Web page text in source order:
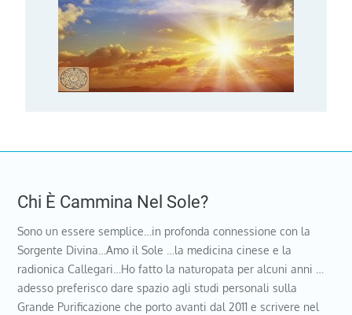
Chi È Cammina Nel Sole?
Sono un essere semplice…in profonda connessione con la
Sorgente Divina…Amo il Sole …la medicina cinese e la
radionica Callegari…Ho fatto la naturopata per alcuni anni …
adesso preferisco dare spazio agli studi personali sulla
Grande Purificazione che porto avanti dal 2011 e scrivere nel